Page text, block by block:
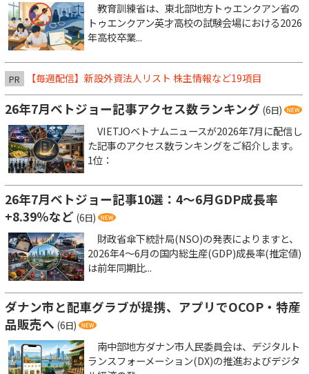
教育訓練省は、東北部地方トゥエンクアン省の
トゥエンクアン英才高校の試験会場における2026
年高校卒業...
PR 【毎週配信】新設外資法人リスト 株主情報など19項目
26年7月ベトジョー記事アクセス数ランキング (6日)
VIETJOベトナムニュースが2026年7月に配信し
た記事のアクセス数ランキングをご紹介します。
1位：
26年7月ベトジョー記事10選：4～6月GDP成長率
+8.39％など (6日)
財政省傘下統計局(NSO)の発表によりますと、
2026年4～6月の国内総生産(GDP)成長率(推定値)
は前年同期比...
ダナン市と配車グラブが提携、アプリでOCOP・特産
品販売へ (6日)
南中部地方ダナン市人民委員会は、デジタルト
ランスフォーメーション(DX)の推進およびデジタ